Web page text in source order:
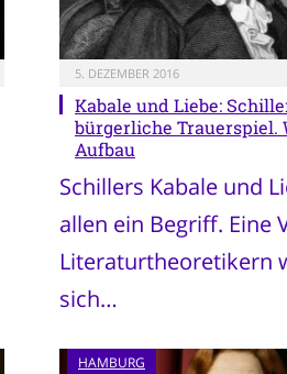
5. DEZEMBER 2016
Kabale und Liebe:
bürgerliche Trauerspiel.
Aufbau
Schillers Kabale und
allen ein Begriff. Eine
Literaturtheoretikern
sich…
HAMBURG